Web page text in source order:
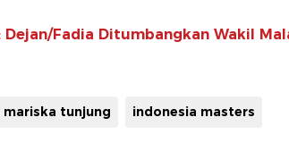
Fadia Ditumbangkan Wakil
tunjung indonesia masters